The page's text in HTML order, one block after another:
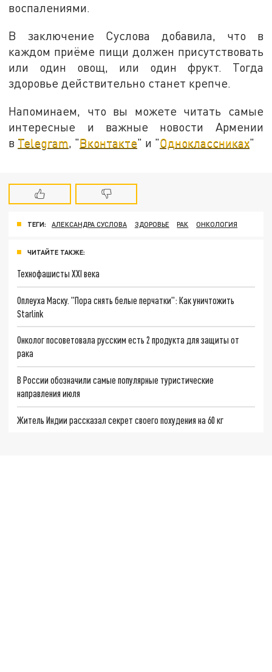
воспалениями.
В заключение Суслова добавила, что в
каждом приёме пищи должен присутствовать
или один овощ, или один фрукт. Тогда
здоровье действительно станет крепче.
Напоминаем, что вы можете читать самые
интересные и важные новости Армении
в Telegram , "Вконтакте" и "Одноклассниках"
ТЕГИ: АЛЕКСАНДРА СУСЛОВА ЗДОРОВЬЕ РАК ОНКОЛОГИЯ
ЧИТАЙТЕ ТАКЖЕ:
Технофашисты XXI века
Оплеуха Маску. "Пора снять белые перчатки": Как уничтожить
Starlink
Онколог посоветовала русским есть 2 продукта для защиты от
рака
В России обозначили самые популярные туристические
направления июля
Житель Индии рассказал секрет своего похудения на 60 кг